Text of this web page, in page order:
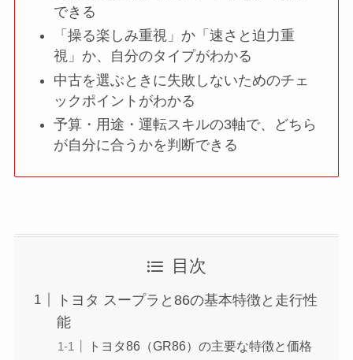
できる
「操る楽しみ重視」か「速さと迫力重
視」か、自分のタイプがわかる
中古を選ぶときに失敗しないためのチェ
ックポイントがわかる
予算・用途・運転スキルの3軸で、どちら
が自分に合うかを判断できる
目次
トヨタ スープラと86の基本特徴と走行性
能
トヨタ86（GR86）の主要な特徴と価格